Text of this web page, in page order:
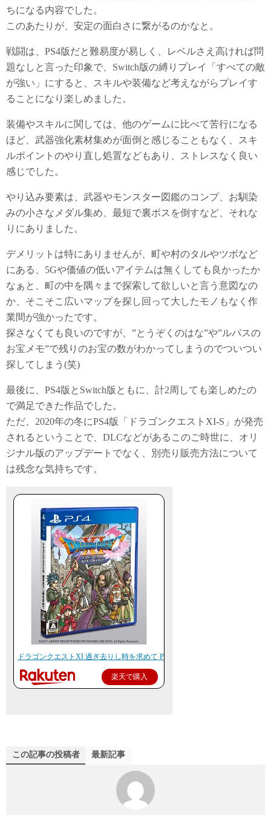
ちになる内容でした。
このあたりが、安定の面白さに繋がるのかなと。
戦闘は、PS4版だと難易度が易しく、レベルさえ高ければ問
題なしと言った印象で、Switch版の縛りプレイ「すべての敵
が強い」にすると、スキルや装備など考えながらプレイす
ることになり楽しめました。
装備やスキルに関しては、他のゲームに比べて苦行になる
ほど、武器強化素材集めが面倒と感じることもなく、スキ
ルポイントのやり直し処置などもあり、ストレスなく良い
感じでした。
やり込み要素は、武器やモンスター図鑑のコンプ、お馴染
みの小さなメダル集め、最短で裏ボスを倒すなど、それな
りにありました。
デメリットは特にありませんが、町や村のタルやツボなど
にある、5Gや価値の低いアイテムは無くしても良かったか
なぁと、町の中を隅々まで探索して欲しいと言う意図なの
か、そこそこ広いマップを探し回って大したモノもなく作
業間が強かったです。
探さなくても良いのですが、”とうぞくのはな”や”ルパスの
お宝メモ”で残りのお宝の数がわかってしまうのでついつい
探してしまう(笑)
最後に、PS4版とSwitch版ともに、計2周しても楽しめたの
で満足できた作品でした。
ただ、2020年の冬にPS4版「ドラゴンクエストXI-S」が発売
されるということで、DLCなどがあるこのご時世に、オリ
ジナル版のアップデートでなく、別売り販売方法について
は残念な気持ちです。
ドラゴンクエストXI 過ぎ去りし時を求めて PS4版
楽天で購入
この記事の投稿者 最新記事